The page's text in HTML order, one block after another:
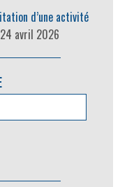
d’une activité
24 avril 2026